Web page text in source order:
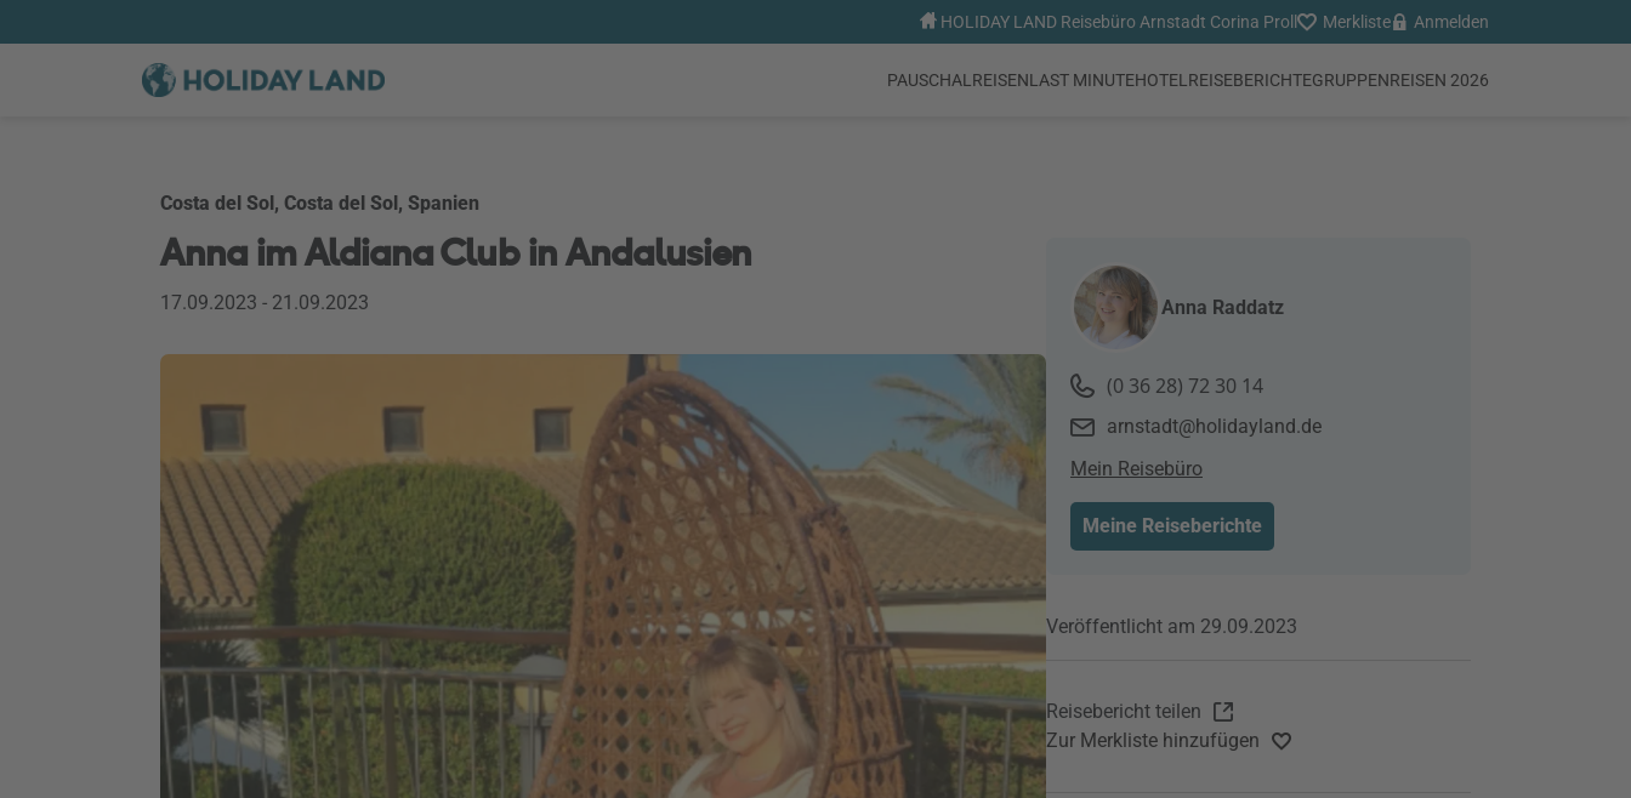
HOLIDAY LAND Reisebüro Arnstadt Corina Proll Merkliste Anmelden
PAUSCHALREISENLAST MINUTEHOTEL REISEBERICHTEGRUPPENREISEN 2026
Costa del Sol, Costa del Sol, Spanien
Anna im Aldiana Club in Andalusien
17.09.2023 - 21.09.2023 Anna Raddatz
(0 36 28) 72 30 14
arnstadt@holidayland.de
Mein Reisebüro
Meine Reiseberichte
Veröffentlicht am 29.09.2023
Reisebericht teilen
Zur Merkliste hinzufügen